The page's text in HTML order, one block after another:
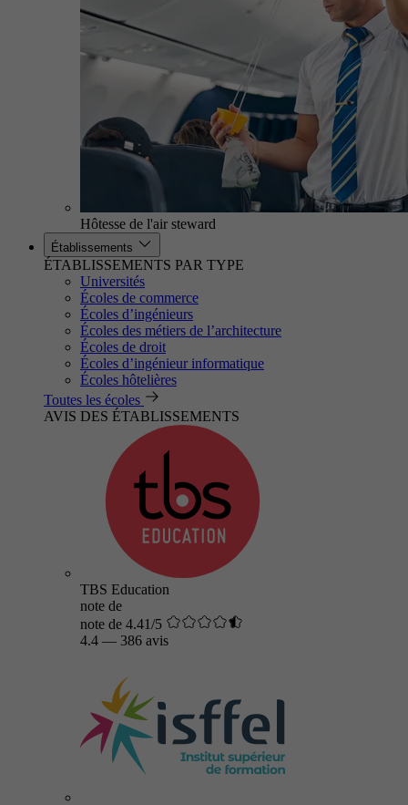
Hôtesse de l'air steward
Établissements
ÉTABLISSEMENTS PAR TYPE
Universités
Écoles de commerce
Écoles d’ingénieurs
Écoles des métiers de l’architecture
Écoles de droit
Écoles d’ingénieur informatique
Écoles hôtelières
Toutes les écoles
AVIS DES ÉTABLISSEMENTS
TBS Education
note de
note de 4.41/5
4.4 — 386 avis